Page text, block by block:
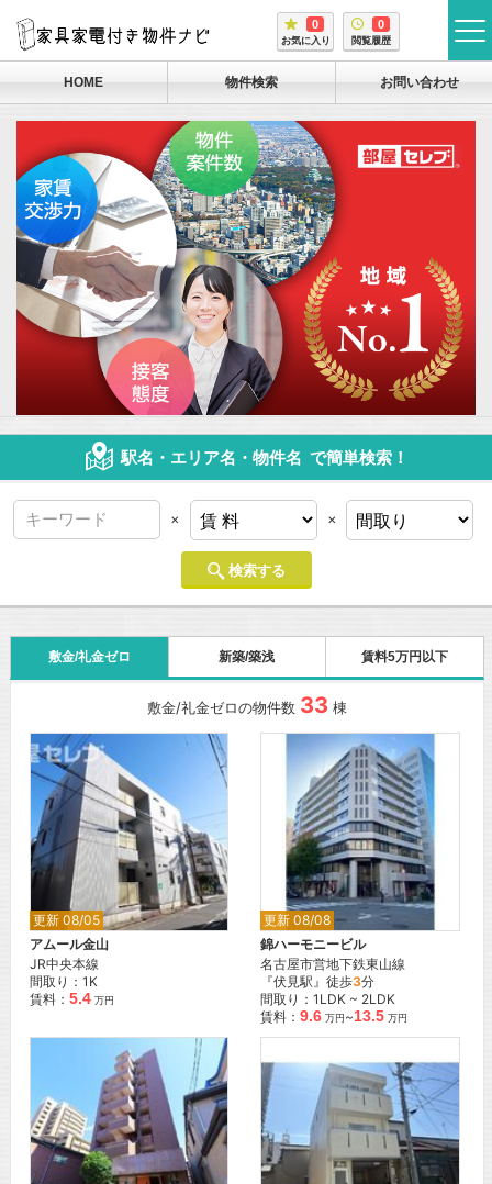
0
お気に入り
0
閲覧履歴
HOME 物件検索 お問い合わせ
駅名・エリア名・物件名 で簡単検索！
× ×
検索する
敷金/礼金ゼロ 新築/築浅 賃料5万円以下
敷金/礼金ゼロの物件数 33 棟
更新 08/05
アムール金山
JR中央本線
間取り：1K
賃料： 5.4 万円
更新 08/08
錦ハーモニービル
名古屋市営地下鉄東山線
『伏見駅』徒歩3分
間取り：1LDK ~ 2LDK
賃料：9.6 万円~13.5 万円